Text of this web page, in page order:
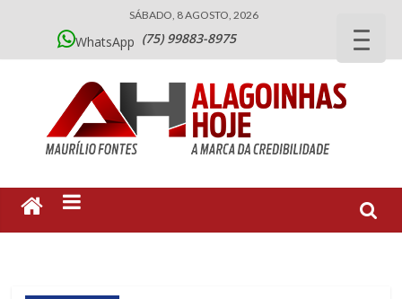
SÁBADO, 8 AGOSTO, 2026
WhatsApp (75) 99883-8975